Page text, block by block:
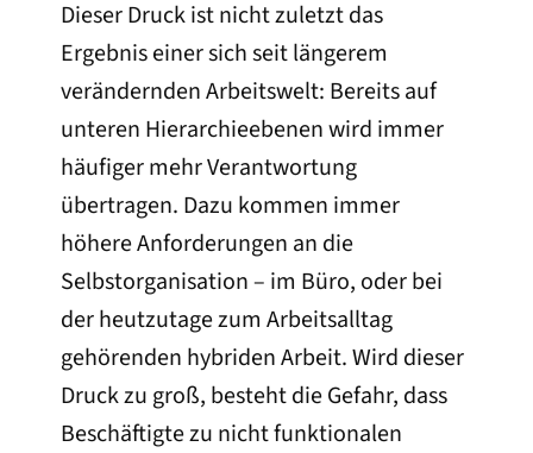
Dieser Druck ist nicht zuletzt das
Ergebnis einer sich seit längerem
verändernden Arbeitswelt: Bereits auf
unteren Hierarchieebenen wird immer
häufiger mehr Verantwortung
übertragen. Dazu kommen immer
höhere Anforderungen an die
Selbstorganisation – im Büro, oder bei
der heutzutage zum Arbeitsalltag
gehörenden hybriden Arbeit. Wird dieser
Druck zu groß, besteht die Gefahr, dass
Beschäftigte zu nicht funktionalen